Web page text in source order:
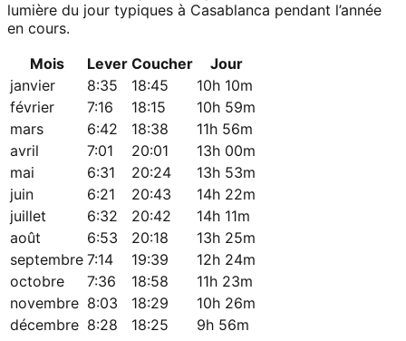
lumière du jour typiques à Casablanca pendant l’année
en cours.
Mois
Lever Coucher
Jour
janvier
8:35 18:45
10h 10m
février
7:16 18:15
10h 59m
mars
6:42 18:38
11h 56m
avril
7:01 20:01
13h 00m
mai
6:31 20:24
13h 53m
juin
6:21 20:43
14h 22m
juillet
6:32 20:42
14h 11m
août
6:53 20:18
13h 25m
septembre 7:14 19:39
12h 24m
octobre
7:36 18:58
11h 23m
novembre 8:03 18:29
10h 26m
décembre 8:28 18:25 9h 56m